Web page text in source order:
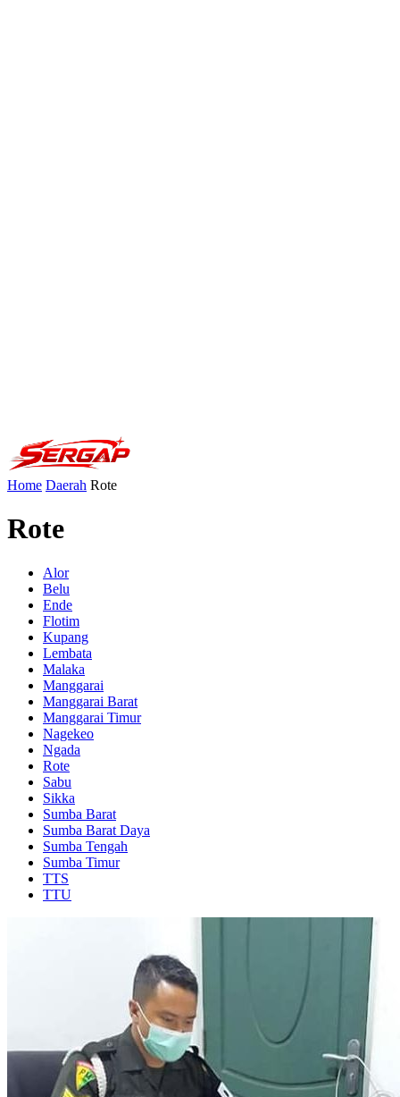
Home Daerah Rote
Rote
Alor
Belu
Ende
Flotim
Kupang
Lembata
Malaka
Manggarai
Manggarai Barat
Manggarai Timur
Nagekeo
Ngada
Rote
Sabu
Sikka
Sumba Barat
Sumba Barat Daya
Sumba Tengah
Sumba Timur
TTS
TTU